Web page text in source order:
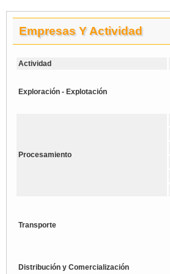
Empresas Y Actividad
Actividad
Exploración - Explotación
Procesamiento
Transporte
Distribución y Comercialización